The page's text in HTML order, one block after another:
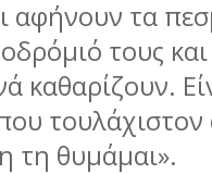
αφήνουν τα
τους
καθαρίζουν.
τη θυμάμαι».